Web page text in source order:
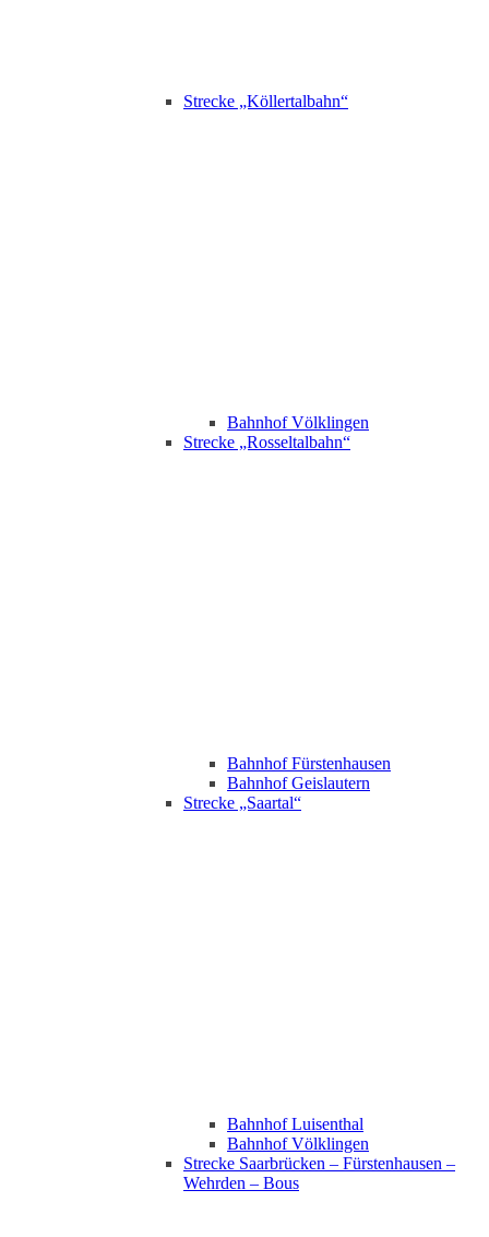
Strecke „Köllertalbahn“
Bahnhof Völklingen
Strecke „Rosseltalbahn“
Bahnhof Fürstenhausen
Bahnhof Geislautern
Strecke „Saartal“
Bahnhof Luisenthal
Bahnhof Völklingen
Strecke Saarbrücken – Fürstenhausen –
Wehrden – Bous